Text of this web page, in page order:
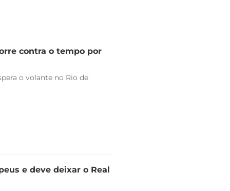
contra o tempo por
o volante no Rio de
e deve deixar o Real